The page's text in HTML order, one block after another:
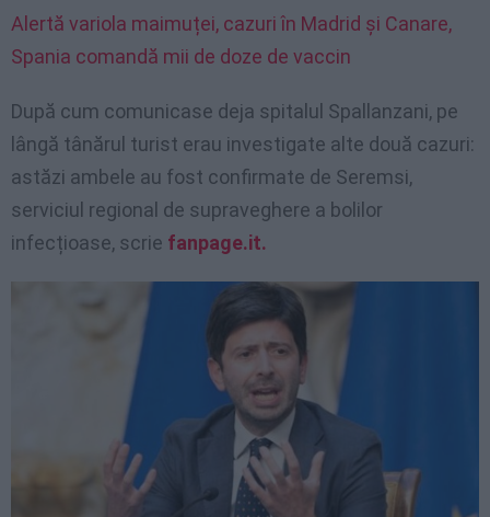
Alertă variola maimuței, cazuri în Madrid și Canare,
Spania comandă mii de doze de vaccin
După cum comunicase deja spitalul Spallanzani, pe
lângă tânărul turist erau investigate alte două cazuri:
astăzi ambele au fost confirmate de Seremsi,
serviciul regional de supraveghere a bolilor
infecțioase, scrie fanpage.it.